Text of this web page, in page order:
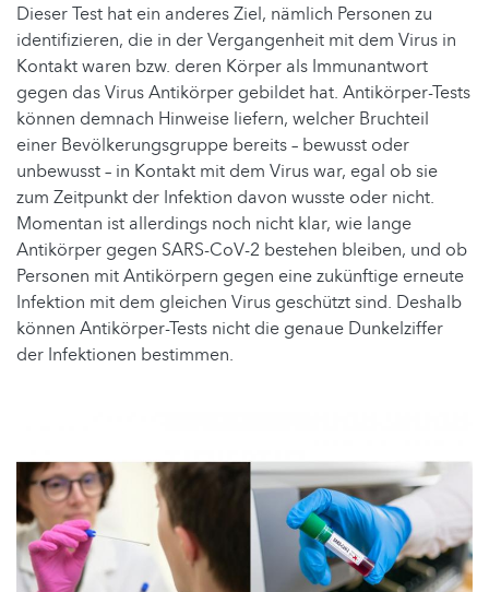
Dieser Test hat ein anderes Ziel, nämlich Personen zu
identifizieren, die in der Vergangenheit mit dem Virus in
Kontakt waren bzw. deren Körper als Immunantwort
gegen das Virus Antikörper gebildet hat. Antikörper-Tests
können demnach Hinweise liefern, welcher Bruchteil
einer Bevölkerungsgruppe bereits – bewusst oder
unbewusst – in Kontakt mit dem Virus war, egal ob sie
zum Zeitpunkt der Infektion davon wusste oder nicht.
Momentan ist allerdings noch nicht klar, wie lange
Antikörper gegen SARS-CoV-2 bestehen bleiben, und ob
Personen mit Antikörpern gegen eine zukünftige erneute
Infektion mit dem gleichen Virus geschützt sind. Deshalb
können Antikörper-Tests nicht die genaue Dunkelziffer
der Infektionen bestimmen.